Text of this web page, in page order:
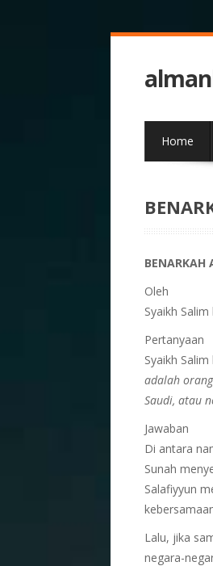
Home
BENARKAH
Oleh
Syaikh
Pertanyaan
Syaikh
adalah
Saudi, atau
Jawaban
Di antara
Sunah
Salafiyyun
Lalu, jika
negara-